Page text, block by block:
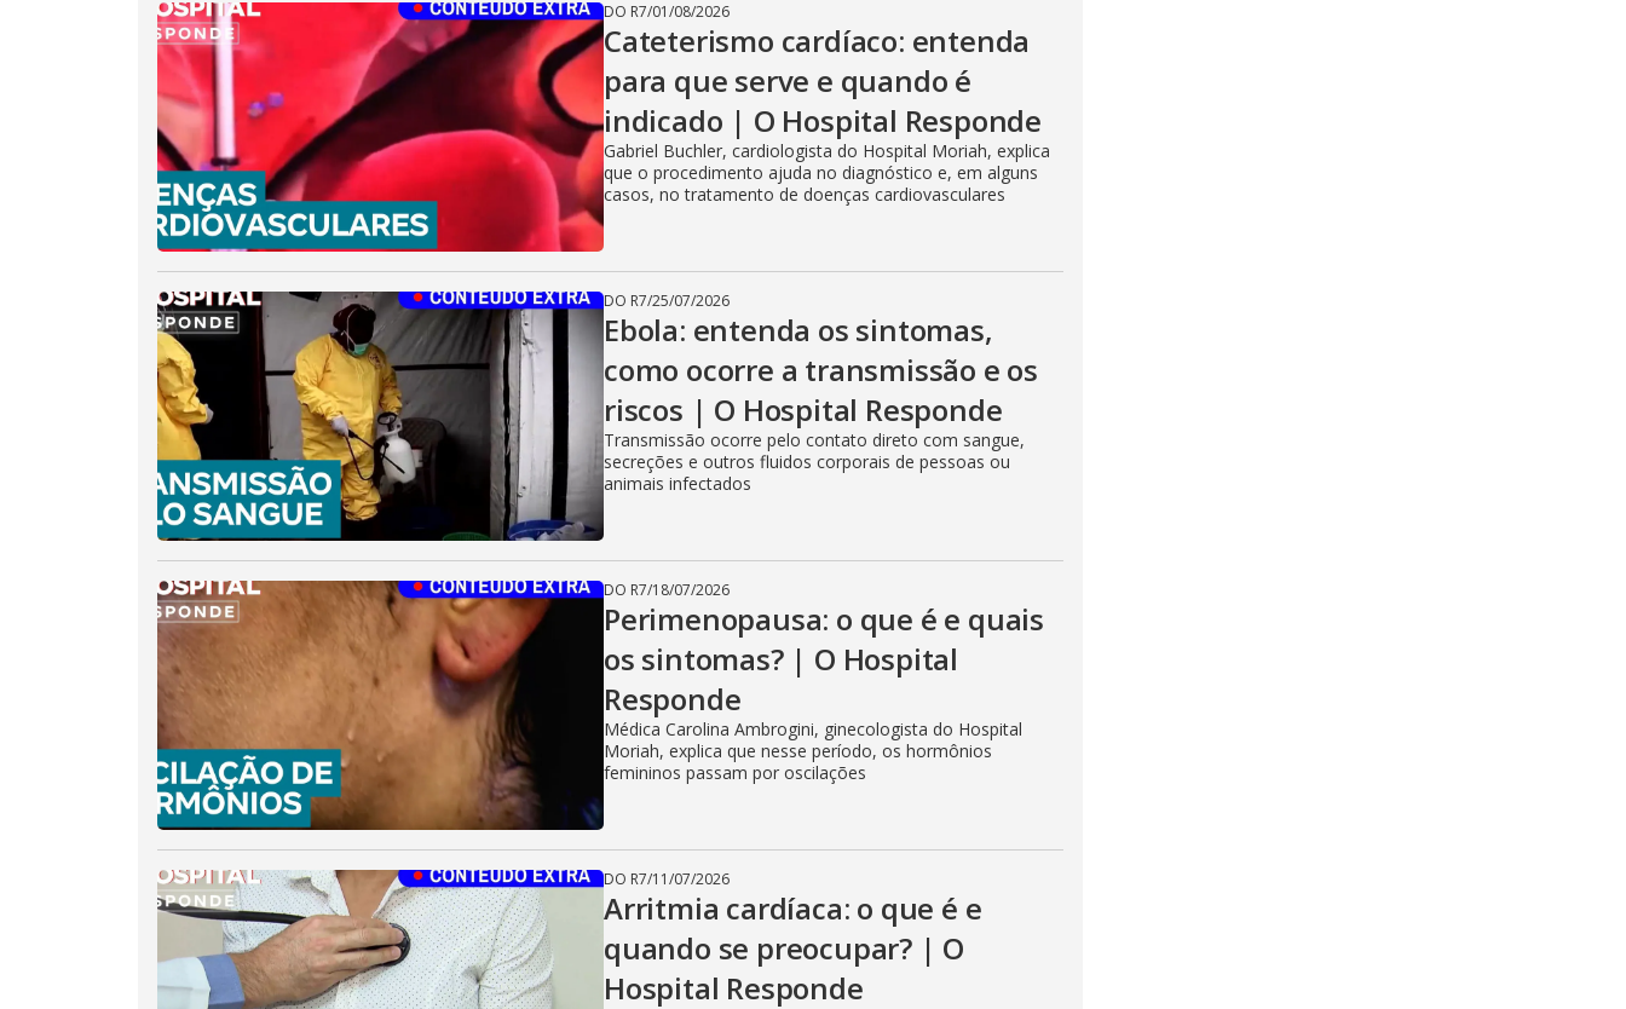
DO R7/01/08/2026
Cateterismo cardíaco: entenda
para que serve e quando é
indicado | O Hospital Responde
Gabriel Buchler, cardiologista do Hospital Moriah, explica
que o procedimento ajuda no diagnóstico e, em alguns
casos, no tratamento de doenças cardiovasculares
DO R7/25/07/2026
Ebola: entenda os sintomas,
como ocorre a transmissão e os
riscos | O Hospital Responde
Transmissão ocorre pelo contato direto com sangue,
secreções e outros fluidos corporais de pessoas ou
animais infectados
DO R7/18/07/2026
Perimenopausa: o que é e quais
os sintomas? | O Hospital
Responde
Médica Carolina Ambrogini, ginecologista do Hospital
Moriah, explica que nesse período, os hormônios
femininos passam por oscilações
DO R7/11/07/2026
Arritmia cardíaca: o que é e
quando se preocupar? | O
Hospital Responde